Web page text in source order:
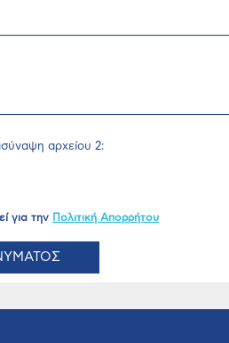
αρχείου 2:
για την Πολιτική Απορρήτου